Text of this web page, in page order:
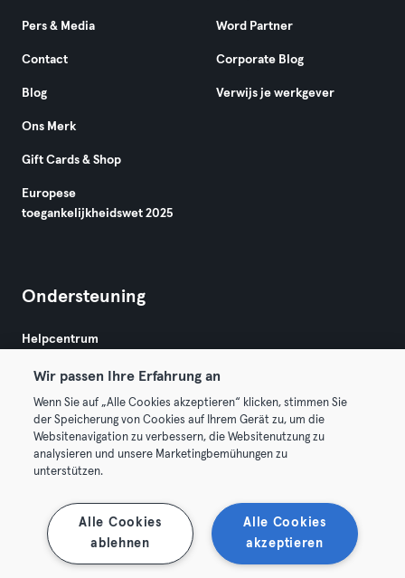
Pers & Media
Contact
Blog
Ons Merk
Gift Cards & Shop
Europese
toegankelijkheidswet 2025
Word Partner
Corporate Blog
Verwijs je werkgever
Ondersteuning
Helpcentrum
Algemene Voorwaarden
Membership opzeggen Trek hier je contract terug
Wir passen Ihre Erfahrung an
Wenn Sie auf „Alle Cookies akzeptieren“ klicken, stimmen Sie
der Speicherung von Cookies auf Ihrem Gerät zu, um die
Websitenavigation zu verbessern, die Websitenutzung zu
analysieren und unsere Marketingbemühungen zu
unterstützen.
Alle Cookies
akzeptieren
Alle Cookies
ablehnen